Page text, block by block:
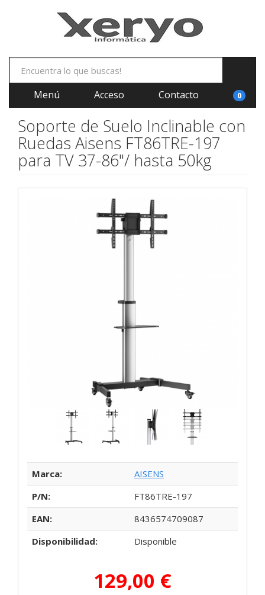
Menú Acceso Contacto 0
Soporte de Suelo Inclinable con
Ruedas Aisens FT86TRE-197
para TV 37-86"/ hasta 50kg
Marca:
AISENS
P/N:
FT86TRE-197
EAN:
8436574709087
Disponibilidad:
Disponible
129,00 €